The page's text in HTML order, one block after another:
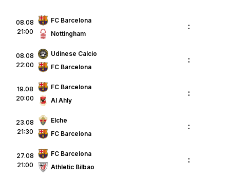
08.08
21:00
FC Barcelona
Nottingham
:
08.08
22:00
Udinese Calcio
FC Barcelona
:
19.08
20:00
FC Barcelona
Al Ahly
:
23.08
21:30
Elche
FC Barcelona
:
27.08
21:00
FC Barcelona
Athletic Bilbao
: